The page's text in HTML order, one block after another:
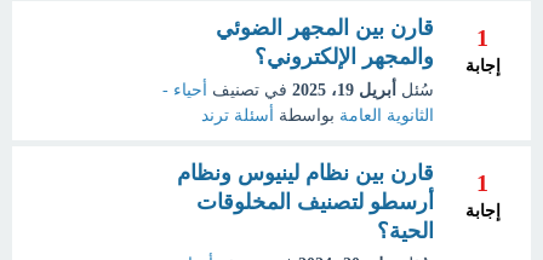
1
إجابة
قارن بين المجهر الضوئي
والمجهر الإلكتروني؟
سُئل أبريل 19، 2025 في تصنيف أحياء -
الثانوية العامة بواسطة أسئلة ترند
1
إجابة
قارن بين نظام لينيوس ونظام
أرسطو لتصنيف المخلوقات
الحية؟